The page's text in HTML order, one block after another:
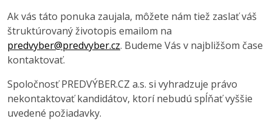
Ak vás táto ponuka zaujala, môžete nám tiež zaslať váš
štruktúrovaný životopis emailom na
predvyber@predvyber.cz. Budeme Vás v najbližšom čase
kontaktovať.
Spoločnosť PREDVÝBER.CZ a.s. si vyhradzuje právo
nekontaktovať kandidátov, ktorí nebudú spĺňať vyššie
uvedené požiadavky.